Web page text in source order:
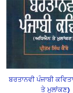
ਬਰਤਾਨਵੀ ਪੰਜਾਬੀ
ਤੇ ਮੁਲਾਂਕਣ)